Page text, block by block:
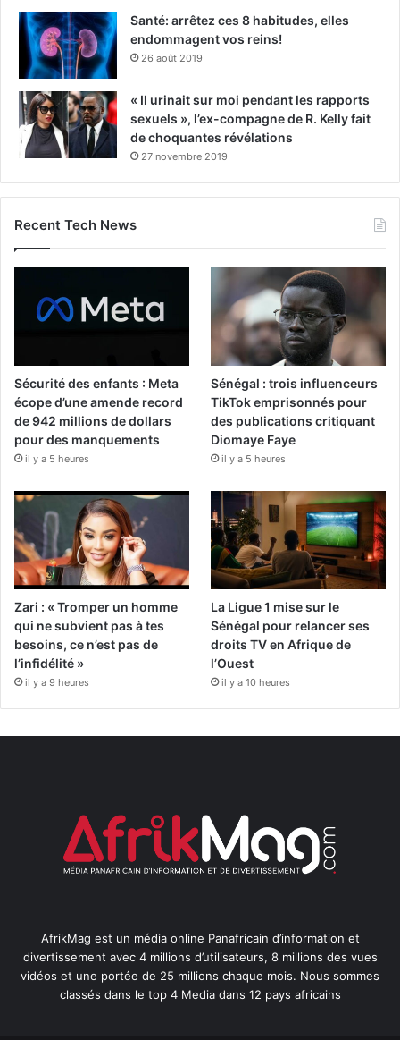
Santé: arrêtez ces 8 habitudes, elles
endommagent vos reins!
26 août 2019
« Il urinait sur moi pendant les rapports
sexuels », l’ex-compagne de R. Kelly fait
de choquantes révélations
27 novembre 2019
Recent Tech News
Sécurité des enfants : Meta
écope d’une amende record
de 942 millions de dollars
pour des manquements
il y a 5 heures
Sénégal : trois influenceurs
TikTok emprisonnés pour
des publications critiquant
Diomaye Faye
il y a 5 heures
Zari : « Tromper un homme
qui ne subvient pas à tes
besoins, ce n’est pas de
l’infidélité »
il y a 9 heures
La Ligue 1 mise sur le
Sénégal pour relancer ses
droits TV en Afrique de
l’Ouest
il y a 10 heures
AfrikMag est un média online Panafricain d’information et
divertissement avec 4 millions d’utilisateurs, 8 millions des vues
vidéos et une portée de 25 millions chaque mois. Nous sommes
classés dans le top 4 Media dans 12 pays africains